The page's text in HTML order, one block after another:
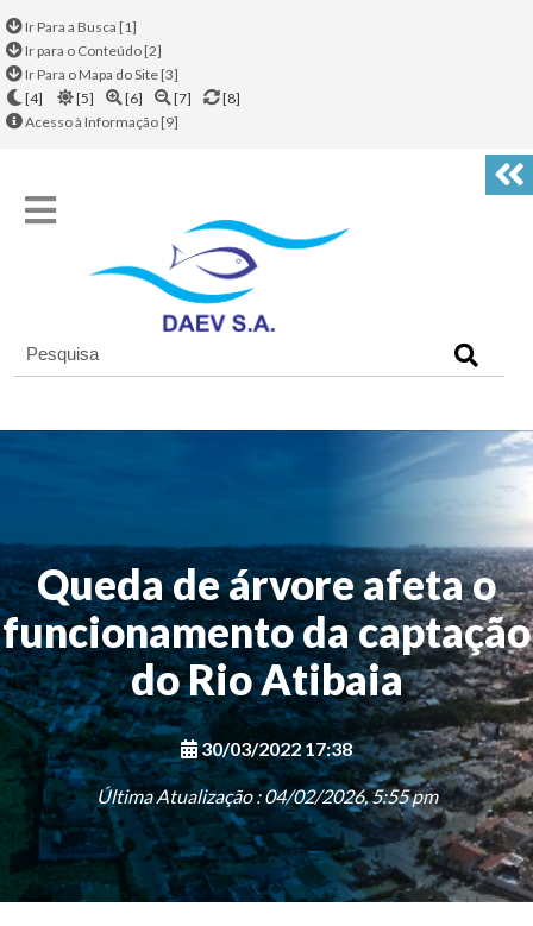
Ir Para a Busca [1]
Ir para o Conteúdo [2]
Ir Para o Mapa do Site [3]
[4]
[5] [6] [7]
[8]
Acesso à Informação [9]
Queda de árvore afeta o
funcionamento da captação
do Rio Atibaia
30/03/2022 17:38
Última Atualização : 04/02/2026, 5:55 pm